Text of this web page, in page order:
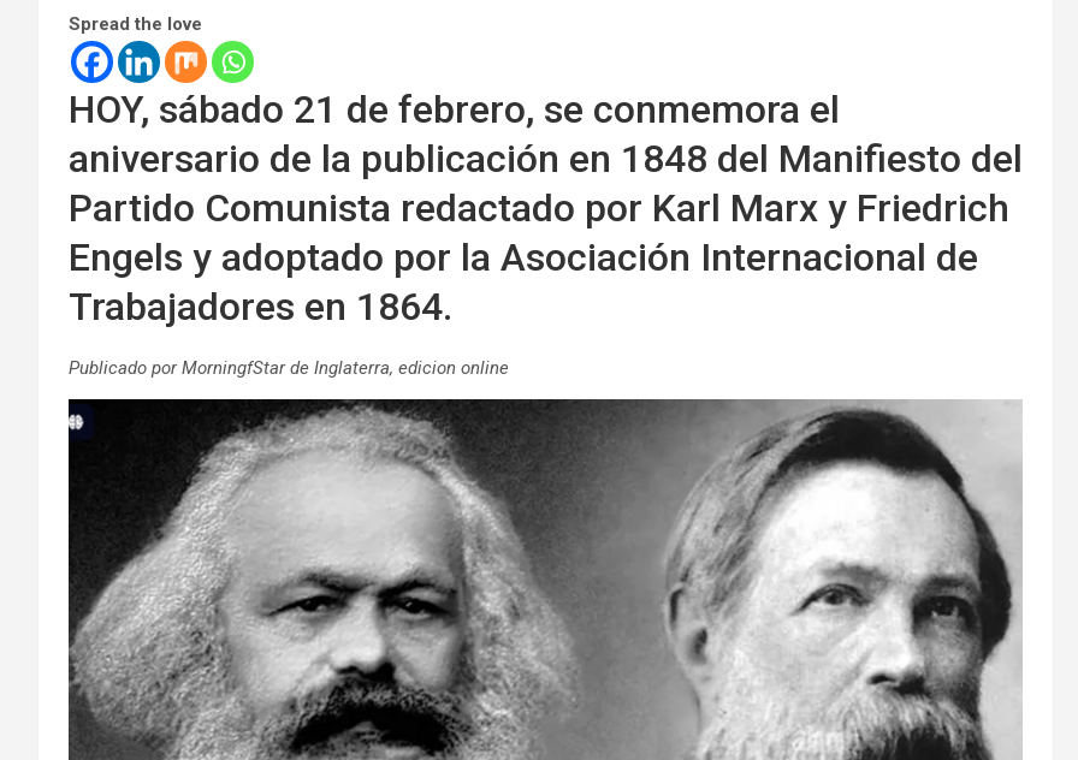
Spread the love
HOY, sábado 21 de febrero, se conmemora el
aniversario de la publicación en 1848 del Manifiesto del
Partido Comunista redactado por Karl Marx y Friedrich
Engels y adoptado por la Asociación Internacional de
Trabajadores en 1864.
Publicado por MorningfStar de Inglaterra, edicion online